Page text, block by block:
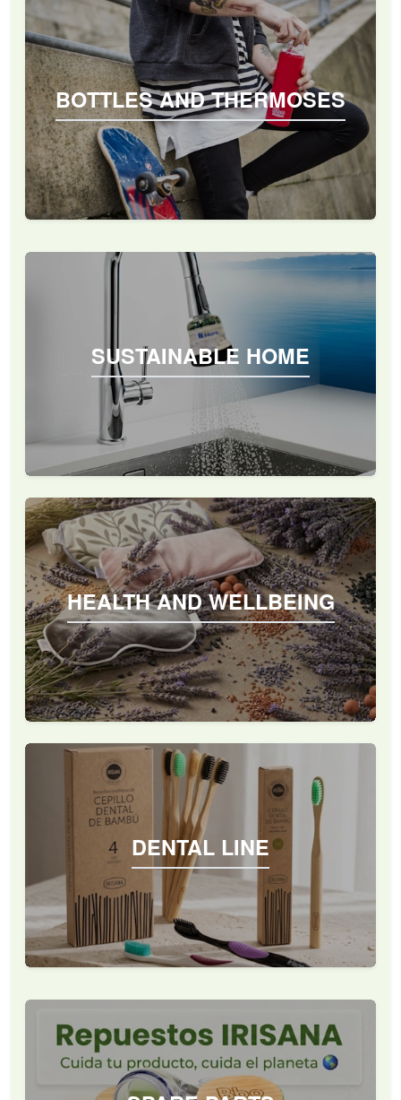
BOTTLES AND THERMOSES
SUSTAINABLE HOME
HEALTH AND WELLBEING
DENTAL LINE